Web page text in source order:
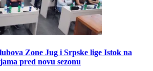
Zone Jug i Srpske lige Istok na
pred novu sezonu